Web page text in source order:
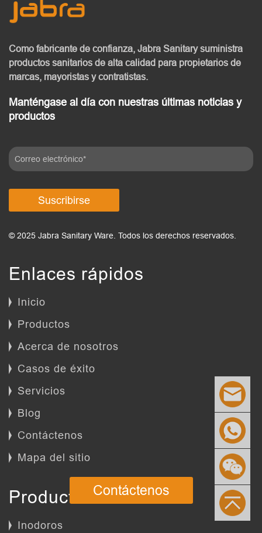
Como fabricante de confianza, Jabra Sanitarysuministra
productos sanitarios de alta calidad para propietarios de
marcas, mayoristas y contratistas.
Manténgase al día con nuestras últimas noticias y
productos
Suscribirse
© 2025 Jabra Sanitary Ware. Todos los derechos reservados.
Enlaces rápidos
Inicio
Productos
Acerca de nosotros
Casos de éxito
Servicios
Blog
Contáctenos
Mapa del sitio
Productos
Inodoros
Contáctenos